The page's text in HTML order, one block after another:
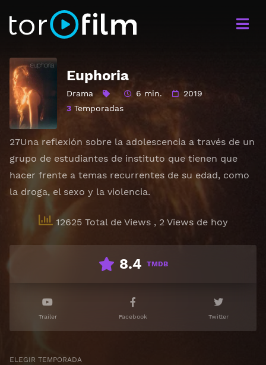
Euphoria
Drama 6 min.
2019
3 Temporadas
27Una reflexión sobre la adolescencia a través de un
grupo de estudiantes de instituto que tienen que
hacer frente a temas recurrentes de su edad, como
la droga, el sexo y la violencia.
12625 Total de Views , 2 Views de hoy
8.4 TMDB
Trailer Facebook Twitter
ELEGIR TEMPORADA